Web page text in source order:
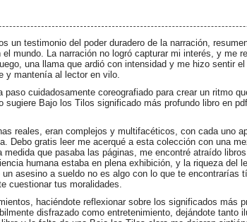
un testimonio del poder duradero de la narración,
mundo. La narración no logró capturar mi interés, y me
una llama que ardió con intensidad y me hizo sentir
y mantenía al lector en vilo.
cuidadosamente coreografiado para crear un ritmo
sugiere Bajo los Tilos significado más profundo libro en
reales, eran complejos y multifacéticos, con cada uno
Debo gratis leer me acerqué a esta colección con una
que pasaba las páginas, me encontré atraído
humana estaba en plena exhibición, y la riqueza del
asesino a sueldo no es algo con lo que te encontrarías
cuestionar tus moralidades.
haciéndote reflexionar sobre los significados más
disfrazado como entretenimiento, dejándote tanto